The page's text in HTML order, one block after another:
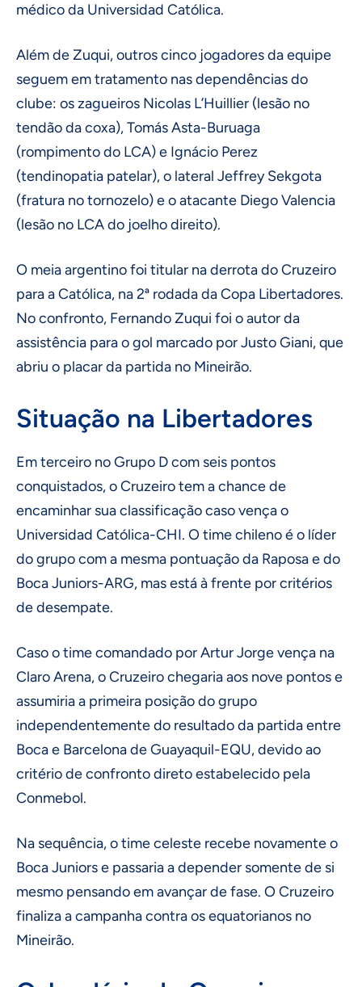
médico da Universidad Católica.
Além de Zuqui, outros cinco jogadores da equipe
seguem em tratamento nas dependências do
clube: os zagueiros Nicolas L’Huillier (lesão no
tendão da coxa), Tomás Asta-Buruaga
(rompimento do LCA) e Ignácio Perez
(tendinopatia patelar), o lateral Jeffrey Sekgota
(fratura no tornozelo) e o atacante Diego Valencia
(lesão no LCA do joelho direito).
O meia argentino foi titular na derrota do Cruzeiro
para a Católica, na 2ª rodada da Copa Libertadores.
No confronto, Fernando Zuqui foi o autor da
assistência para o gol marcado por Justo Giani, que
abriu o placar da partida no Mineirão.
Situação na Libertadores
Em terceiro no Grupo D com seis pontos
conquistados, o Cruzeiro tem a chance de
encaminhar sua classificação caso vença o
Universidad Católica-CHI. O time chileno é o líder
do grupo com a mesma pontuação da Raposa e do
Boca Juniors-ARG, mas está à frente por critérios
de desempate.
Caso o time comandado por Artur Jorge vença na
Claro Arena, o Cruzeiro chegaria aos nove pontos e
assumiria a primeira posição do grupo
independentemente do resultado da partida entre
Boca e Barcelona de Guayaquil-EQU, devido ao
critério de confronto direto estabelecido pela
Conmebol.
Na sequência, o time celeste recebe novamente o
Boca Juniors e passaria a depender somente de si
mesmo pensando em avançar de fase. O Cruzeiro
finaliza a campanha contra os equatorianos no
Mineirão.